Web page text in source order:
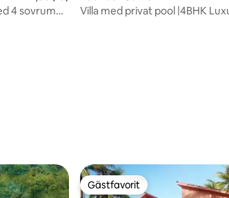
4 sovrum
Villa med privat pool |4BHK
Gästfavorit
Gästfavorit